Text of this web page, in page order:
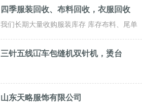
四季服装回收、布料回收，衣服回收
我们长期大量收购服装库存 库存布料、尾单
服装，专业诚信共赢， 实力雄厚 ！ 长期面向
三针五线冚车包缝机双针机，烫台
山东天略服饰有限公司